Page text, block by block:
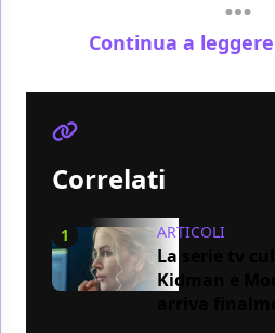
Continua a
Correlati
1 ARTICOLI
La serie tv
Kidman e